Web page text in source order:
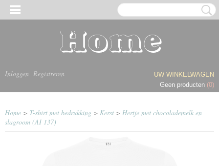
Inloggen Registreren
UW WINKELWAGEN
Geen producten (0)
Home > T-shirt met bedrukking > Kerst > Hertje met chocolademelk en
slagroom (AI 137)